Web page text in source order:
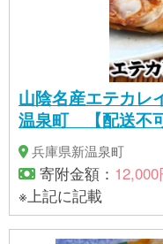
ざいます。 ・品物
が、予告無く変更さ
し込み日および休業
まれません。 ・休
休業日、臨時休業な
のキャンセル、返礼
せん。あらかじめご
う村 ■アレルギー：
■地場産品に該当す
からパッケージまで
示第5条第3号に該当
山陰名産エテカ
温泉町 【配送不
兵庫県新温泉町
寄附金額： 12,000
※上記に記載